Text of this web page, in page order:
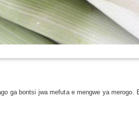
ga bontsi jwa mefuta e mengwe ya